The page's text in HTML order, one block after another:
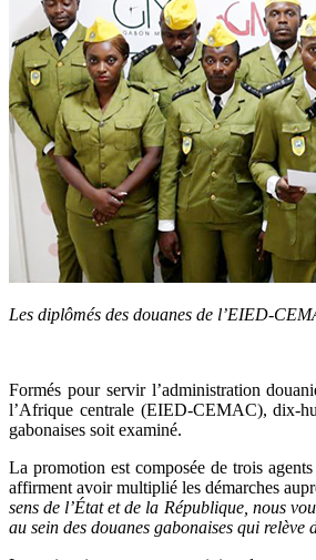
Les diplômés des douanes de l’EIED-
Formés pour servir l’administration
l’Afrique centrale (EIED-CEMAC), dix-
gabonaises soit examiné.
La promotion est composée de trois
affirment avoir multiplié les démarches
sens de l’État et de la République, nous
au sein des douanes gabonaises qui relève